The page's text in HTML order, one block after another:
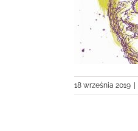
18 września 2019